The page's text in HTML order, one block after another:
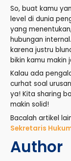
So, buat kamu
level di dunia
yang
hubungan
karena justru
bikin kamu makin
Kalau ada
curhat soal
ya! Kita sharing
makin solid!
Bacalah artikel
Sekretaris
Author